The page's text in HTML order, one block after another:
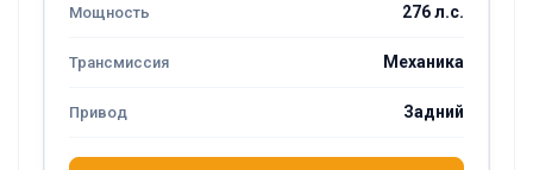
276 л.с.
Механика
Задний